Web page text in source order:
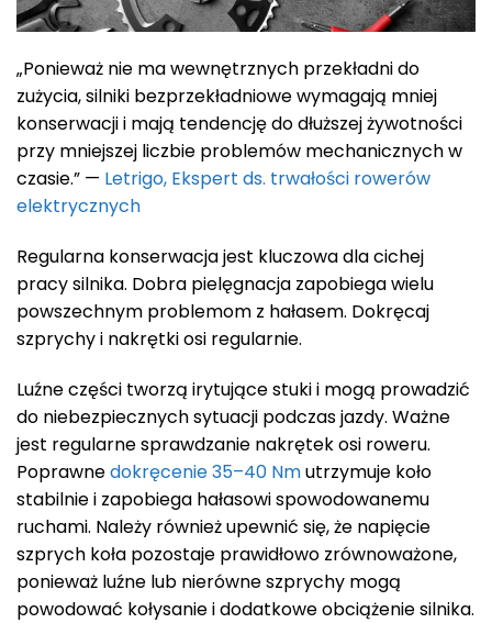
„Ponieważ nie ma wewnętrznych przekładni do
zużycia, silniki bezprzekładniowe wymagają mniej
konserwacji i mają tendencję do dłuższej żywotności
przy mniejszej liczbie problemów mechanicznych w
czasie.” — Letrigo, Ekspert ds. trwałości rowerów
elektrycznych
Regularna konserwacja jest kluczowa dla cichej
pracy silnika. Dobra pielęgnacja zapobiega wielu
powszechnym problemom z hałasem. Dokręcaj
szprychy i nakrętki osi regularnie.
Luźne części tworzą irytujące stuki i mogą prowadzić
do niebezpiecznych sytuacji podczas jazdy. Ważne
jest regularne sprawdzanie nakrętek osi roweru.
Poprawnedokręcenie 35–40 Nmutrzymuje koło
stabilnie i zapobiega hałasowi spowodowanemu
ruchami. Należy również upewnić się, że napięcie
szprych koła pozostaje prawidłowo zrównoważone,
ponieważ luźne lub nierówne szprychy mogą
powodować kołysanie i dodatkowe obciążenie silnika.